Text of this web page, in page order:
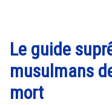
Le guide
musulmans
mort